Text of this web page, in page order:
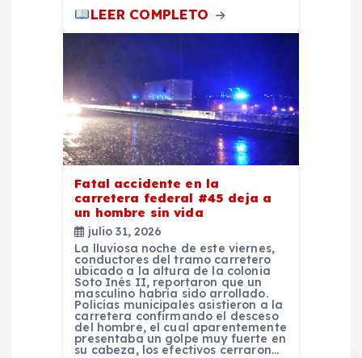
LEER COMPLETO
Fatal accidente en la
carretera federal #45 deja a
un hombre sin vida
julio 31, 2026
La lluviosa noche de este viernes,
conductores del tramo carretero
ubicado a la altura de la colonia
Soto Inés II, reportaron que un
masculino habría sido arrollado.
Policías municipales asistieron a la
carretera confirmando el desceso
del hombre, el cual aparentemente
presentaba un golpe muy fuerte en
su cabeza, los efectivos cerraron…